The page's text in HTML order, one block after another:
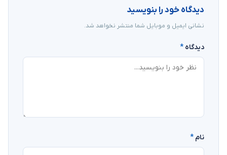
دیدگاه خود را بنویسید
نشانی ایمیل و موبایل شما منتشر نخواهد شد.
دیدگاه *
نام *